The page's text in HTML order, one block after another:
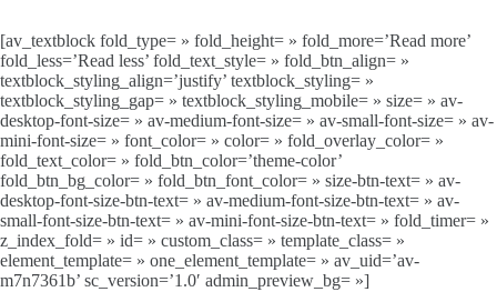
[av_textblock fold_type= » fold_height= » fold_more=’Read more’
fold_less=’Read less’ fold_text_style= » fold_btn_align= »
textblock_styling_align=’justify’ textblock_styling= »
textblock_styling_gap= » textblock_styling_mobile= » size= » av-
desktop-font-size= » av-medium-font-size= » av-small-font-size= » av-
mini-font-size= » font_color= » color= » fold_overlay_color= »
fold_text_color= » fold_btn_color=’theme-color’
fold_btn_bg_color= » fold_btn_font_color= » size-btn-text= » av-
desktop-font-size-btn-text= » av-medium-font-size-btn-text= » av-
small-font-size-btn-text= » av-mini-font-size-btn-text= » fold_timer= »
z_index_fold= » id= » custom_class= » template_class= »
element_template= » one_element_template= » av_uid=’av-
m7n7361b’ sc_version=’1.0′ admin_preview_bg= »]